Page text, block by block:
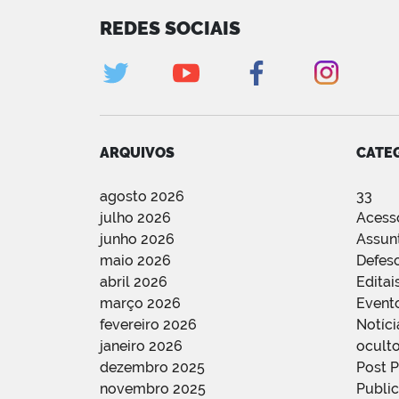
REDES SOCIAIS
ARQUIVOS
agosto 2026
julho 2026
junho 2026
maio 2026
abril 2026
março 2026
fevereiro 2026
janeiro 2026
dezembro 2025
novembro 2025
33
Post